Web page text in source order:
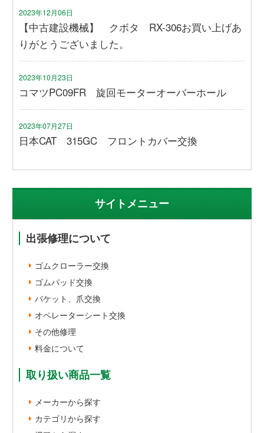
2023年12月06日
【中古建設機械】 クボタ RX-306お買い上げあ
りがとうございました。
2023年10月23日
コマツPC09FR 旋回モーターオーバーホール
2023年07月27日
日本CAT 315GC フロントカバー交換
サイトメニュー
出張修理について
ゴムクローラー交換
ゴムパッド交換
バケット、爪交換
オペレーターシート交換
その他修理
料金について
取り扱い商品一覧
メーカーから探す
カテゴリから探す